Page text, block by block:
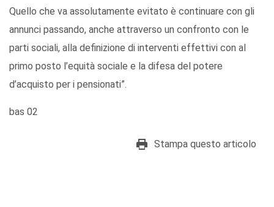
Quello che va assolutamente evitato è continuare con gli
annunci passando, anche attraverso un confronto con le
parti sociali, alla definizione di interventi effettivi con al
primo posto l’equità sociale e la difesa del potere
d’acquisto per i pensionati”.
bas 02
Stampa questo articolo